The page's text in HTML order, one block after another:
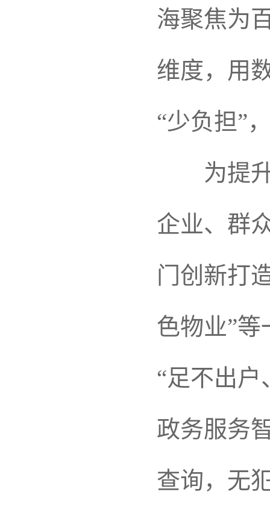
海聚焦为
维度，用
“少负担”
为提升
企业、群
门创新打
色物业”
“足不出户
政务服务
查询，无